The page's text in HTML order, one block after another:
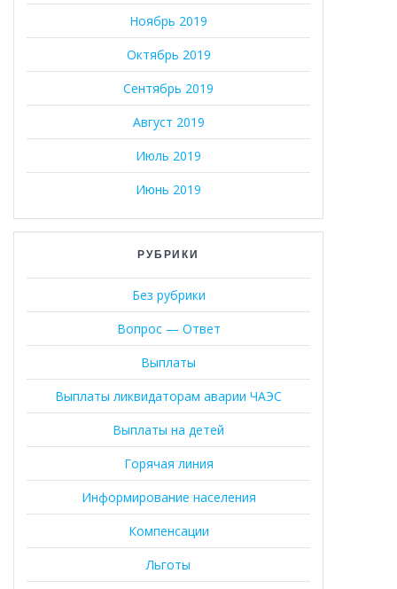
Ноябрь 2019
Октябрь 2019
Сентябрь 2019
Август 2019
Июль 2019
Июнь 2019
РУБРИКИ
Без рубрики
Вопрос — Ответ
Выплаты
Выплаты ликвидаторам аварии ЧАЭС
Выплаты на детей
Горячая линия
Информирование населения
Компенсации
Льготы